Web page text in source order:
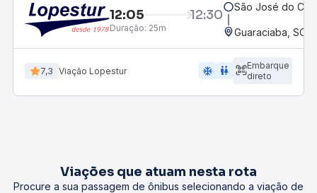
12:05 12:30
Duração: 25m
São José do
Guaraciaba, SC
7,3 Viação Lopestur ac_unit wc
Embarque
direto
Viações que atuam nesta rota
Procure a sua passagem de ônibus selecionando a viação de